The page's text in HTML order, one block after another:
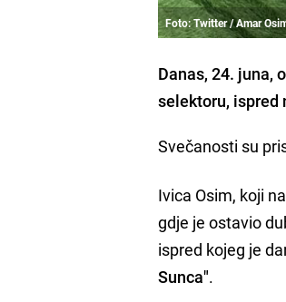
Foto: Twitter / Amar
Danas, 24. juna,
selektoru, ispred
Svečanosti su
Ivica Osim, koji
gdje je ostavio
ispred kojeg je
Sunca".